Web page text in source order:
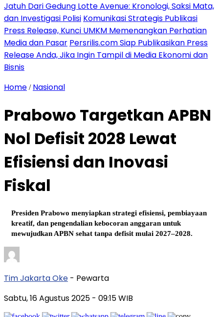
Jatuh Dari Gedung Lotte Avenue: Kronologi, Saksi Mata,
dan Investigasi Polisi Komunikasi Strategis Publikasi
Press Release, Kunci UMKM Memenangkan Perhatian
Media dan Pasar Persrilis.com Siap Publikasikan Press
Release Anda, Jika Ingin Tampil di Media Ekonomi dan
Bisnis
Home / Nasional
Prabowo Targetkan APBN
Nol Defisit 2028 Lewat
Efisiensi dan Inovasi
Fiskal
Presiden Prabowo menyiapkan strategi efisiensi, pembiayaan
kreatif, dan pengendalian kebocoran anggaran untuk
mewujudkan APBN sehat tanpa defisit mulai 2027–2028.
Tim Jakarta Oke - Pewarta
Sabtu, 16 Agustus 2025 - 09:15 WIB